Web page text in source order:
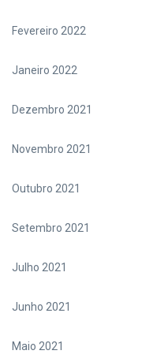
Fevereiro 2022
Janeiro 2022
Dezembro 2021
Novembro 2021
Outubro 2021
Setembro 2021
Julho 2021
Junho 2021
Maio 2021